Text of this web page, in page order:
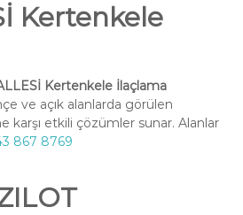
Kertenkele
Kertenkele İlaçlama
ve açık alanlarda görülen
karşı etkili çözümler sunar. Alanlar
867 8769